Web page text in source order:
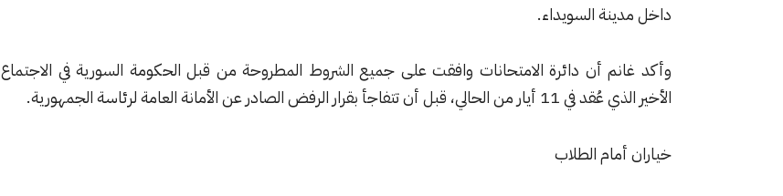
داخل مدينة السويداء.
وأكد غانم أن دائرة الامتحانات وافقت على جميع الشروط المطروحة من قبل الحكومة السورية في الاجتماع
الأخير الذي عُقد في 11 أيار من الحالي، قبل أن تتفاجأ بقرار الرفض الصادر عن الأمانة العامة لرئاسة الجمهورية.
خياران أمام الطلاب